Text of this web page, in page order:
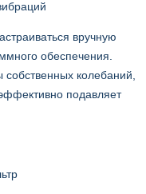
вручную
обеспечения.
собственных колебаний,
подавляет